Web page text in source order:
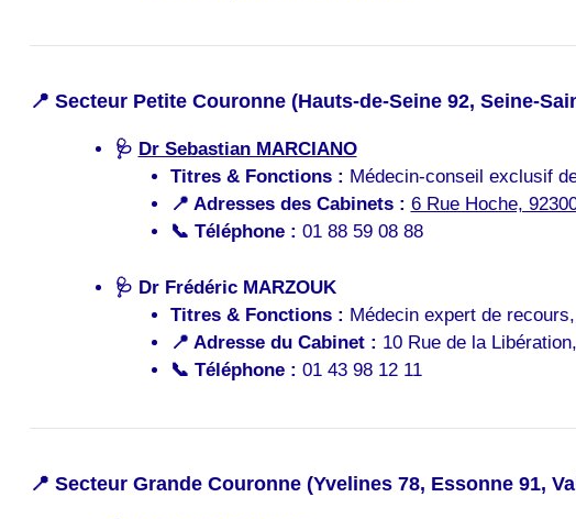
📍 Secteur Petite Couronne (Hauts-de-Seine 92, Seine-
🩺 Dr Sebastian MARCIANO
Titres & Fonctions : Médecin-conseil exclusif
📍 Adresses des Cabinets : 6 Rue Hoche,
📞 Téléphone : 01 88 59 08 88
🩺 Dr Frédéric MARZOUK
Titres & Fonctions : Médecin expert de
📍 Adresse du Cabinet : 10 Rue de la
📞 Téléphone : 01 43 98 12 11
📍 Secteur Grande Couronne (Yvelines 78, Essonne 91,